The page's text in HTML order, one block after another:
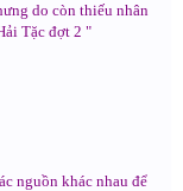
do còn thiếu nhân
Tặc đợt 2 "
nguồn khác nhau để